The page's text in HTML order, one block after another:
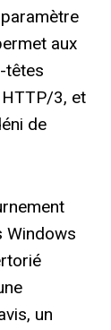
aux
têtes
3, et
de
Windows
un